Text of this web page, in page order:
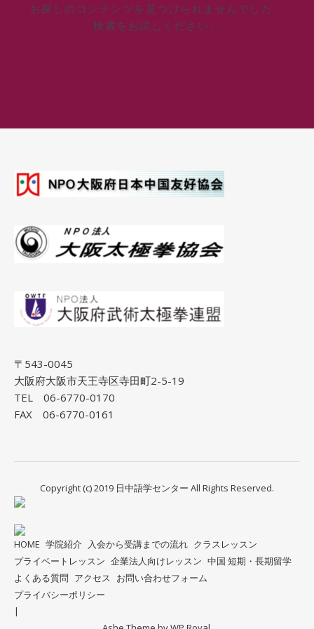
お探しのコンテンツを見つけられませんでした。
検索をお試しください。
〒543-0045
大阪府大阪市天王寺区寺田町2-5-19
TEL 06-6770-0170
FAX 06-6770-0161
Copyright (c) 2019 日中語学センター All Rights Reserved.
HOME 学院紹介 入会から受講までの流れ クラスレッスン
プライベートレッスン 企業法人向けレッスン 中国 短期・長期留学
よくある質問 アクセス お問い合わせフォーム
プライバシーポリシー